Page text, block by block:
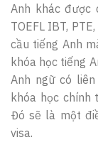
Anh khác được
TOEFL IBT,
cầu tiếng Anh
khóa học tiếng
Anh ngữ có
khóa học chính
Đó sẽ là một
visa.